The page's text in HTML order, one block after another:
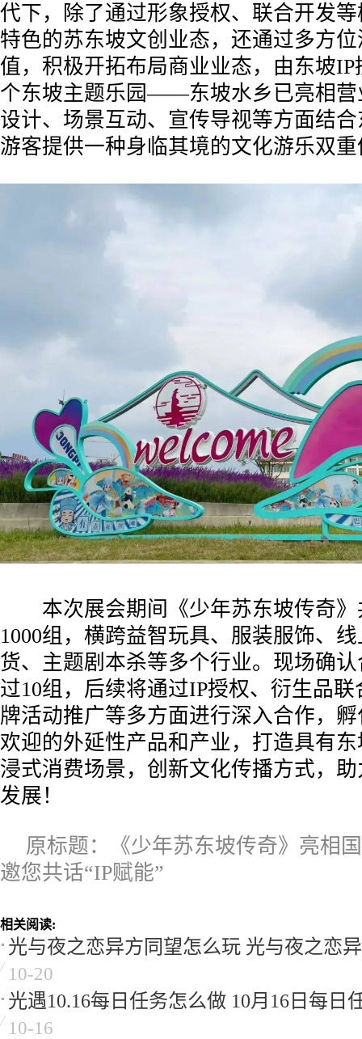
代下，除了通过形象授权、联合开发
特色的苏东坡文创业态，还通过多方
值，积极开拓布局商业业态，由东坡
个东坡主题乐园——东坡水乡已亮相营
设计、场景互动、宣传导视等方面结
游客提供一种身临其境的文化游乐双
本次展会期间《少年苏东坡传奇》
1000组，横跨益智玩具、服装服饰、
货、主题剧本杀等多个行业。现场确
过10组，后续将通过IP授权、衍生品
牌活动推广等多方面进行深入合作，
欢迎的外延性产品和产业，打造具有
浸式消费场景，创新文化传播方式，
发展！
原标题：《少年苏东坡传奇》亮相
邀您共话“IP赋能”
相关阅读:
光与夜之恋异方同望怎么玩 光与夜之恋
10-20
光遇10.16每日任务怎么做 10月16日每日
10-16